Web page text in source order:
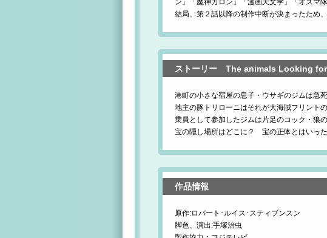
ン」「魔神ガロン」「漫画天文学」「オズマ
結局、第２話以降の制作中断が決まったため
ストーリー The animals Looking
港町の小さな宿屋の息子・ウサギのジムは急
地主の豚トリローニはそれが大海賊フリント
乗員として参加したジムは片足のコック・狼
宝の隠し場所はどこに？ 宝の正体とはいっ
作品情報
原作:ロバート･ルイス･スティブンスン
脚色、演出:手塚治虫